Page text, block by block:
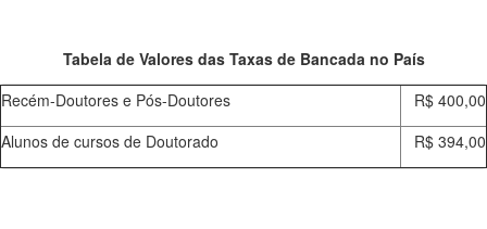
Tabela de Valores das Taxas de Bancada no País
Recém-Doutores e Pós-Doutores
R$ 400,00
Alunos de cursos de Doutorado
R$ 394,00